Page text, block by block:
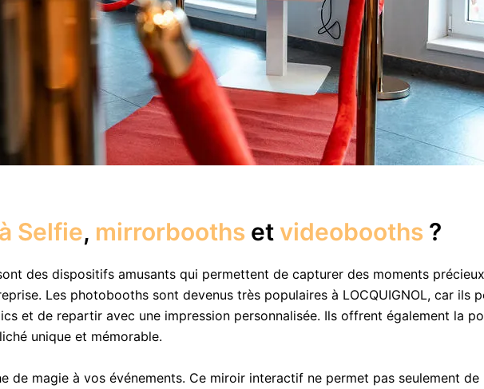
Selfie, mirrorbooths et videobooths ?
des dispositifs amusants qui permettent de capturer des moments
Les photobooths sont devenus très populaires à LOCQUIGNOL, car ils
et de repartir avec une impression personnalisée. Ils offrent également la
unique et mémorable.
de magie à vos événements. Ce miroir interactif ne permet pas seulement